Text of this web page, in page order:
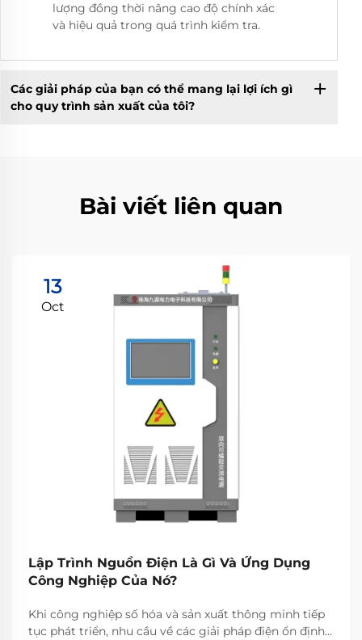
lượng đồng thời nâng cao độ chính xác
và hiệu quả trong quá trình kiểm tra.
Các giải pháp của bạn có thể mang lại lợi ích gì
cho quy trình sản xuất của tôi?
Bài viết liên quan
13
Oct
Lập Trình Nguồn Điện Là Gì Và Ứng Dụng
Công Nghiệp Của Nó?
Khi công nghiệp số hóa và sản xuất thông minh tiếp
tục phát triển, nhu cầu về các giải pháp điện ổn định,